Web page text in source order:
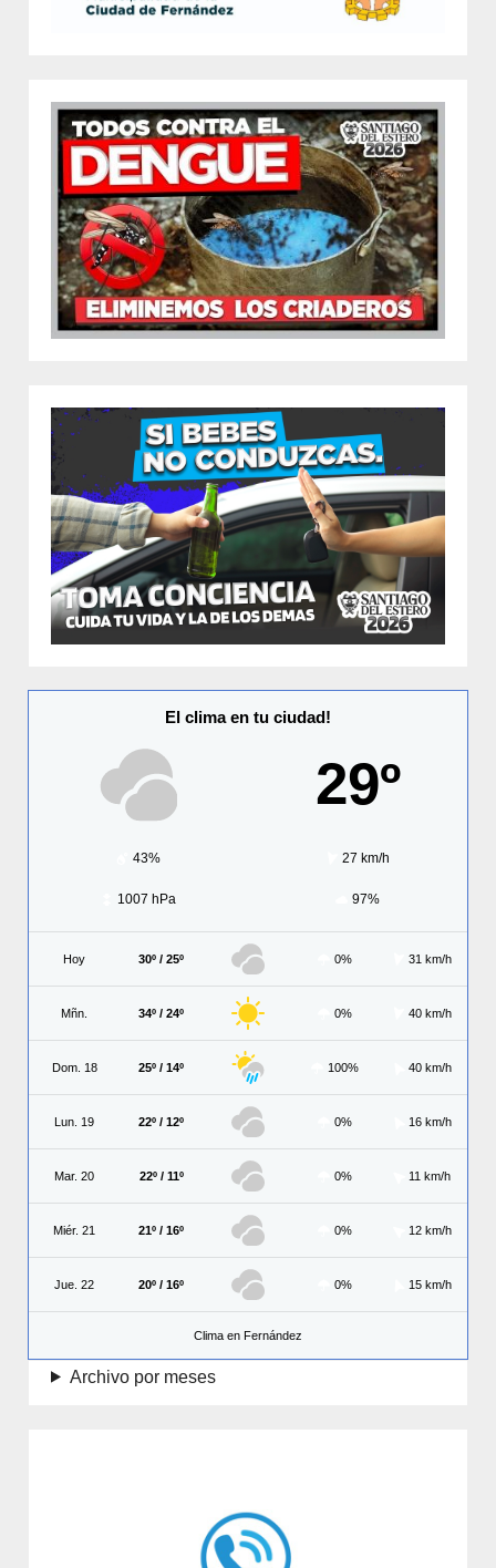
El clima en tu ciudad!
29º
43% 27 km/h
1007 hPa 97%
Hoy 30º / 25º 0% 31 km/h
Mñn. 34º / 24º 0% 40 km/h
Dom. 18 25º / 14º 100% 40 km/h
Lun. 19 22º / 12º 0% 16 km/h
Mar. 20 22º / 11º 0% 11 km/h
Miér. 21 21º / 16º 0% 12 km/h
Jue. 22 20º / 16º 0% 15 km/h
Clima en Fernández
Archivo por meses